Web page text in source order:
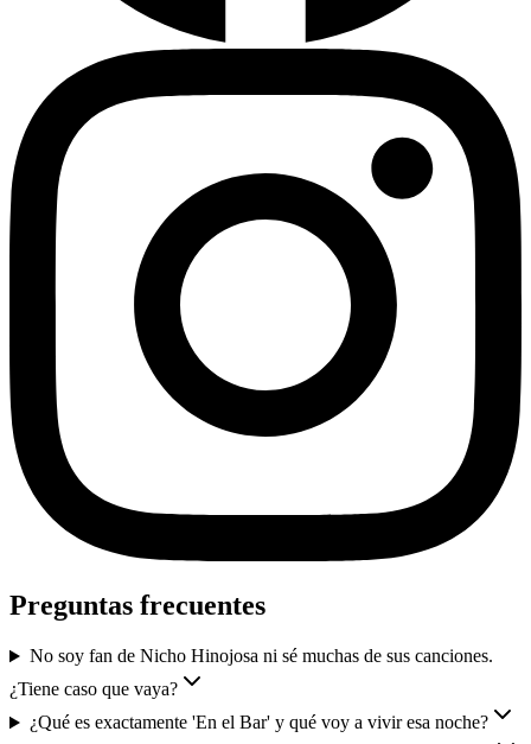
Preguntas frecuentes
No soy fan de Nicho Hinojosa ni sé muchas de sus canciones.
¿Tiene caso que vaya?
¿Qué es exactamente 'En el Bar' y qué voy a vivir esa noche?